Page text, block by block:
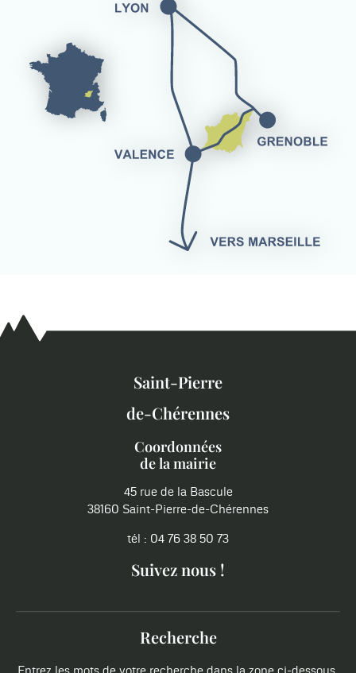
Saint-Pierre
de-Chérennes
Coordonnées
de la mairie
45 rue de la Bascule
38160 Saint-Pierre-de-Chérennes
tél : 04 76 38 50 73
Suivez nous !
Recherche